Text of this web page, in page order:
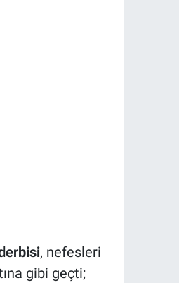
, nefesleri
gibi geçti;